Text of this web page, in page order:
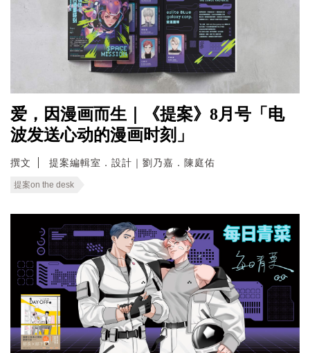
爱，因漫画而生｜《提案》8月号「电
波发送心动的漫画时刻」
撰文 提案編輯室．設計｜劉乃嘉．陳庭佑
提案on the desk